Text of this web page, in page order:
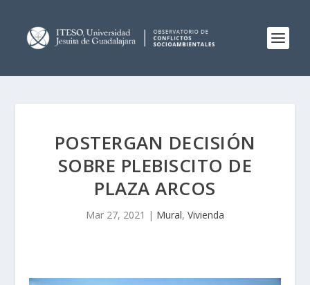
POSTERGAN DECISIÓN
SOBRE PLEBISCITO DE
PLAZA ARCOS
Mar 27, 2021 | Mural, Vivienda